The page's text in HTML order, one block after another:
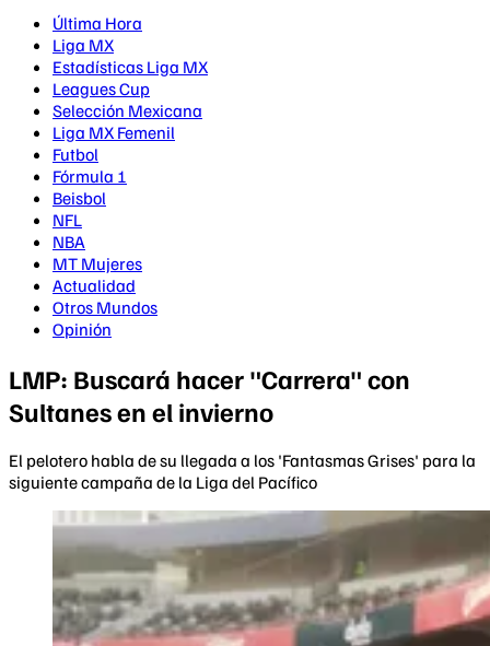
Última Hora
Liga MX
Estadísticas Liga MX
Leagues Cup
Selección Mexicana
Liga MX Femenil
Futbol
Fórmula 1
Beisbol
NFL
NBA
MT Mujeres
Actualidad
Otros Mundos
Opinión
LMP: Buscará hacer "Carrera" con
Sultanes en el invierno
El pelotero habla de su llegada a los 'Fantasmas Grises' para la
siguiente campaña de la Liga del Pacífico